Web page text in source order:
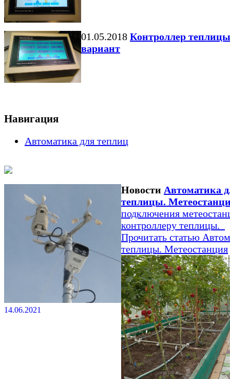
01.05.2018 Контроллер
вариант
Навигация
Автоматика для теплиц
Новости
14.06.2021
Автоматика
теплицы.
подключения
контроллеру теплицы.
Прочитать статью
теплицы. Метеостанция